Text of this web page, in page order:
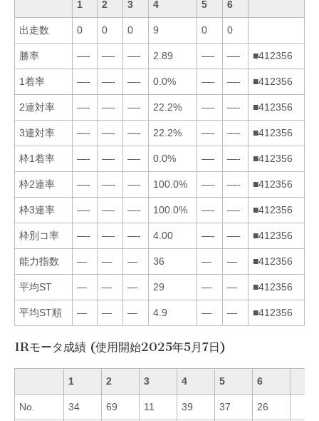
1 2 3 4 5 6
出走数 0 0 0 9 0 0
勝率 —- —- —- 2.89 —- —- ■412356
1着率 —- —- —- 0.0% —- —- ■412356
2連対率 —- —- —- 22.2% —- —- ■412356
3連対率 —- —- —- 22.2% —- —- ■412356
枠1着率 —- —- —- 0.0% —- —- ■412356
枠2連率 —- —- —- 100.0% —- —- ■412356
枠3連率 —- —- —- 100.0% —- —- ■412356
枠別コ率 —- —- —- 4.00 —- —- ■412356
能力指数 — — — 36 — — ■412356
平均ST — — — 29 — — ■412356
平均ST順 — — — 4.9 — — ■412356
1Rモータ成績 (使用開始2025年5月7日)
1 2 3 4 5 6
No. 34 69 11 39 37 26